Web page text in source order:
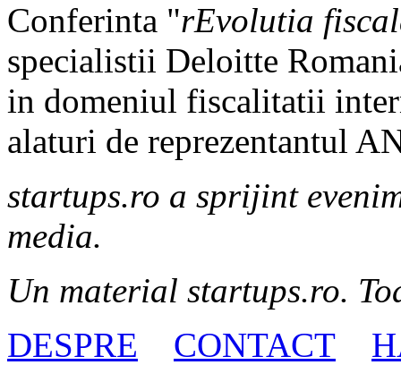
Conferinta "rEvolutia
specialistii Deloitte
in domeniul fiscalitatii
alaturi de reprezentantul
startups.ro a sprijint
media.
Un material startups.ro.
DESPRE
CONTACT